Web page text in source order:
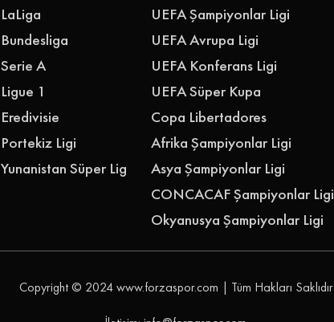
LaLiga
Bundesliga
Serie A
Ligue 1
Eredivisie
Portekiz Ligi
Yunanistan Süper Lig
UEFA Şampiyonlar Ligi
UEFA Avrupa Ligi
UEFA Konferans Ligi
UEFA Süper Kupa
Copa Libertadores
Afrika Şampiyonlar Ligi
Asya Şampiyonlar Ligi
CONCACAF Şampiyonlar Ligi
Okyanusya Şampiyonlar Ligi
Copyright © 2024www.forzaspor.com | Tüm Hakları Saklıdır